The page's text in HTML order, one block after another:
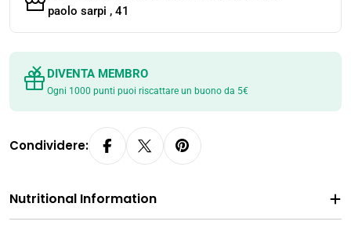
paolo sarpi , 41
DIVENTA MEMBRO
Ogni 1000 punti puoi riscattare un buono da 5€
Condividere:
Nutritional Information